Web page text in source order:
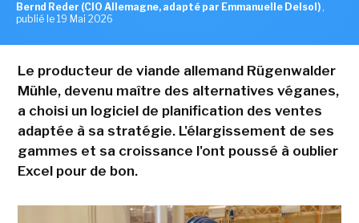
Bernd Reder (CIO Allemagne, adapté par Emmanuelle Delsol) ,
publié le 19 Mai 2026
Le producteur de viande allemand Rügenwalder
Mühle, devenu maître des alternatives véganes,
a choisi un logiciel de planification des ventes
adaptée à sa stratégie. L'élargissement de ses
gammes et sa croissance l'ont poussé à oublier
Excel pour de bon.